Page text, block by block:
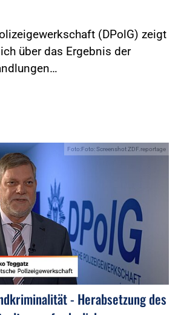
(DPolG) zeigt
über das Ergebnis der
Foto:Foto: Screenshot ZDF.reportage
- Herabsetzung des